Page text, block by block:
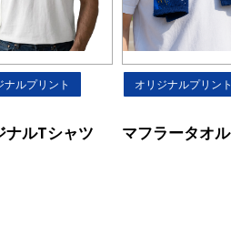
ナルプリント
ナルTシャツ
オリジナルプリント
マフラータオル